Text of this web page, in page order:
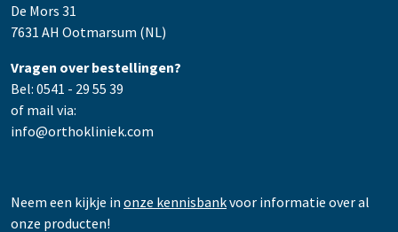
De Mors 31
7631 AH Ootmarsum (NL)
Vragen over bestellingen?
Bel: 0541 - 29 55 39
of mail via:
info@orthokliniek.com
Neem een kijkje in onze kennisbankvoor informatie over al
onze producten!